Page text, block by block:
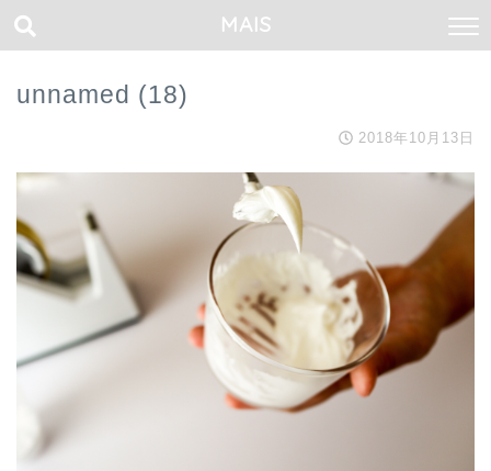
MAIS
unnamed (18)
2018年10月13日